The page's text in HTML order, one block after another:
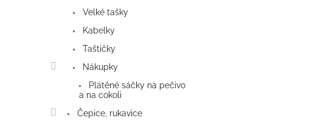
Velké tašky
Kabelky
Taštičky
Nákupky
Plátěné sáčky na pečivo
a na cokoli
Čepice, rukavice